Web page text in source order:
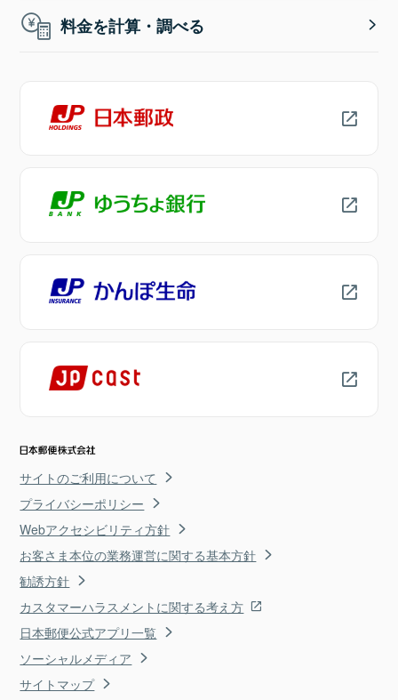
料金を計算・調べる
サイトのご利用について
プライバシーポリシー
Webアクセシビリティ方針
お客さま本位の業務運営に関する基本方針
勧誘方針
カスタマーハラスメントに関する考え方
日本郵便公式アプリ一覧
ソーシャルメディア
サイトマップ